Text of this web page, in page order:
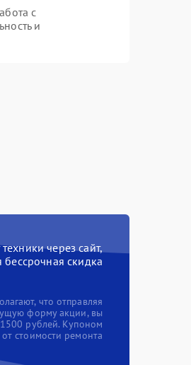
с
и
через сайт,
бессрочная скидка
что отправляя
форму акции, вы
рублей. Купоном
стоимости ремонта